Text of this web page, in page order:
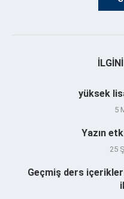
yüksek
5
Yazın
25
Geçmiş ders